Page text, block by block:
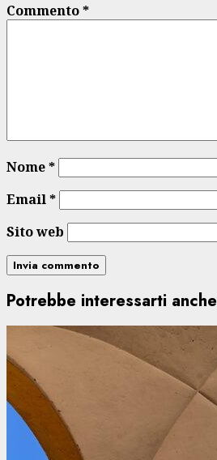
Commento*
Nome*
Email*
Sito web
Potrebbe interessarti anche